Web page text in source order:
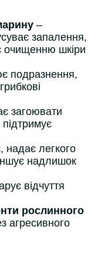
–
запалення,
очищенню шкіри
подразнення,
загоювати
надає легкого
надлишок
відчуття
рослинного
агресивного